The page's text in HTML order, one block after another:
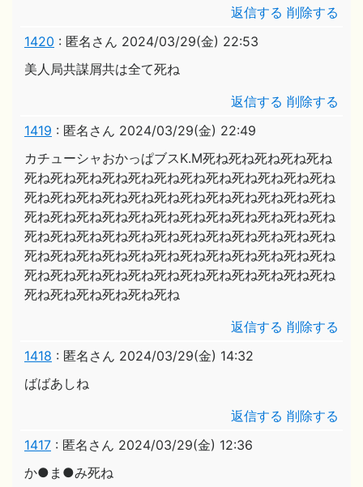
返信する 削除する
1420 : 匿名さん 2024/03/29(金) 22:53
美人局共謀屑共は全て死ね
返信する 削除する
1419 : 匿名さん 2024/03/29(金) 22:49
カチューシャおかっぱブスK.M死ね死ね死ね死ね死ね
死ね死ね死ね死ね死ね死ね死ね死ね死ね死ね死ね死ね
死ね死ね死ね死ね死ね死ね死ね死ね死ね死ね死ね死ね
死ね死ね死ね死ね死ね死ね死ね死ね死ね死ね死ね死ね
死ね死ね死ね死ね死ね死ね死ね死ね死ね死ね死ね死ね
死ね死ね死ね死ね死ね死ね死ね死ね死ね死ね死ね死ね
死ね死ね死ね死ね死ね死ね死ね死ね死ね死ね死ね死ね
死ね死ね死ね死ね死ね死ね
返信する 削除する
1418 : 匿名さん 2024/03/29(金) 14:32
ばばあしね
返信する 削除する
1417 : 匿名さん 2024/03/29(金) 12:36
か●ま●み死ね